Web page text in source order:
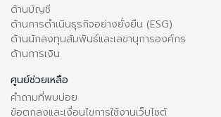
ด้านบัญชี
ด้านการดำเนินธุรกิจอย่างยั่งยืน (ESG)
ด้านนักลงทุนสัมพันธ์และเลขานุการองค์กร
ด้านการเงิน
ศูนย์ช่วยเหลือ
คำถามที่พบบ่อย
ข้อตกลงและเงื่อนไขการใช้งานเว็บไซต์